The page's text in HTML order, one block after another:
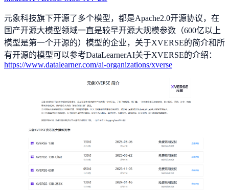
元象科技旗下开源了多个模型，都是Apache2.0开源协议，在
国产开源大模型领域一直是较早开源大规模参数（600亿以上
模型是第一个开源的）模型的企业，关于XVERSE的简介和所
有开源的模型可以参考DataLearnerAI关于XVERSE的介绍：
https://www.datalearner.com/ai-organizations/xverse